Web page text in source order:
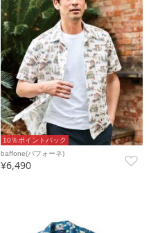
10％ポイントバック
baffone(バフォーネ)
¥6,490